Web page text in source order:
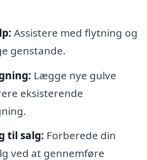
Assistere med flytning og
genstande.
Lægge nye gulve
eksisterende
til salg: Forberede din
ved at gennemføre